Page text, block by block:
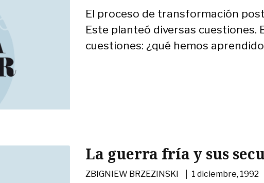
El proceso de transformación
Este planteó diversas cuestiones.
cuestiones: ¿qué hemos
La guerra fría y sus
ZBIGNIEW BRZEZINSKI | 1 diciembre, 1992